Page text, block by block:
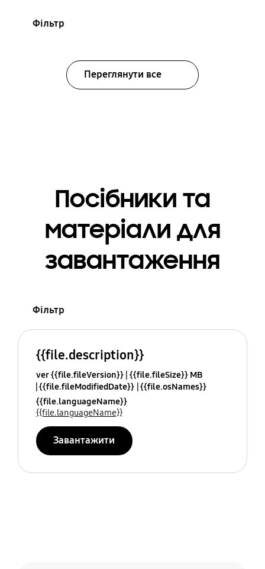
Фільтр
Переглянути все
Посібники та
матеріали для
завантаження
Фільтр
{{file.description}}
ver {{file.fileVersion}} {{file.fileSize}} MB
{{file.fileModifiedDate}} {{file.osNames}}
{{file.languageName}}
{{file.languageName}}
Завантажити